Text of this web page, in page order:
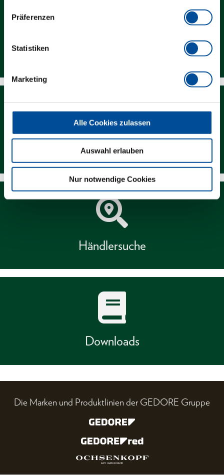
Präferenzen
Statistiken
Marketing
Alle Cookies zulassen
Auswahl erlauben
Nur notwendige Cookies
Newsletter
Händlersuche
Downloads
Die Marken und Produktlinien der GEDORE Gruppe